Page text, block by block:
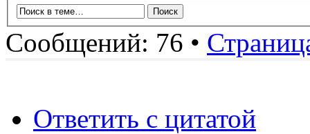
Сообщений: 76 •
Ответить с цитатой